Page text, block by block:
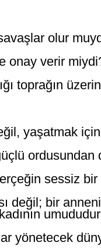
olur
onay verir
toprağın
yaşatmak için
ordusundan
sessiz bir
değil; bir
yönetecek